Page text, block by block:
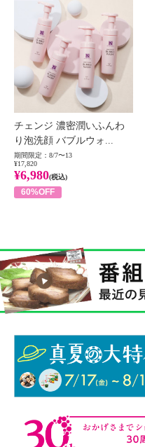
チェンジ 濃密潤いふんわ
り泡洗顔 バブルウォ...
期間限定：8/7〜13
¥17,820
¥6,980(税込)
60%OFF